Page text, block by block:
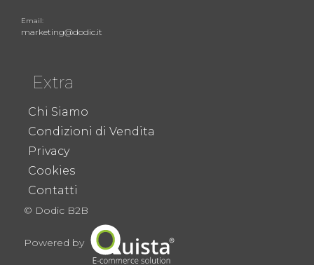
Email:
marketing@dodic.it
Extra
Chi Siamo
Condizioni di Vendita
Privacy
Cookies
Contatti
© Dodic B2B
Powered by